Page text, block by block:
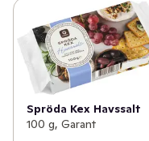
Spröda Kex Havssalt
100 g, Garant